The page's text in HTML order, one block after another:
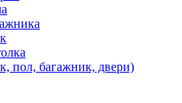
пол, багажник, двери)